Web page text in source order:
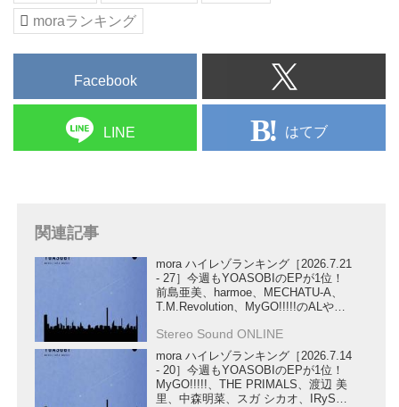
moraランキング
Facebook
LINE はてブ
関連記事
mora ハイレゾランキング［2026.7.21
- 27］今週もYOASOBIのEPが1位！
前島亜美、harmoe、MECHATU-A、
T.M.Revolution、MyGO!!!!!のALや、
SG、ハコニワリリィの楽曲もランク
Stereo Sound ONLINE
mora ハイレゾランキング［2026.7.14
- 20］今週もYOASOBIのEPが1位！
MyGO!!!!!、THE PRIMALS、渡辺 美
里、中森明菜、スガ シカオ、IRySの